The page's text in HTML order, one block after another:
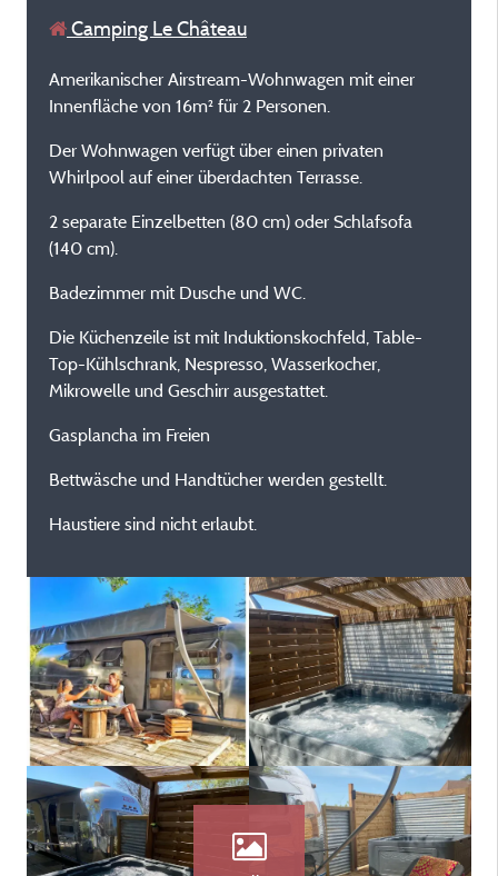
Camping Le Château
Amerikanischer Airstream-Wohnwagen mit einer
Innenfläche von 16m² für 2 Personen.
Der Wohnwagen verfügt über einen privaten
Whirlpool auf einer überdachten Terrasse.
2 separate Einzelbetten (80 cm) oder Schlafsofa
(140 cm).
Badezimmer mit Dusche und WC.
Die Küchenzeile ist mit Induktionskochfeld, Table-
Top-Kühlschrank, Nespresso, Wasserkocher,
Mikrowelle und Geschirr ausgestattet.
Gasplancha im Freien
Bettwäsche und Handtücher werden gestellt.
Haustiere sind nicht erlaubt.